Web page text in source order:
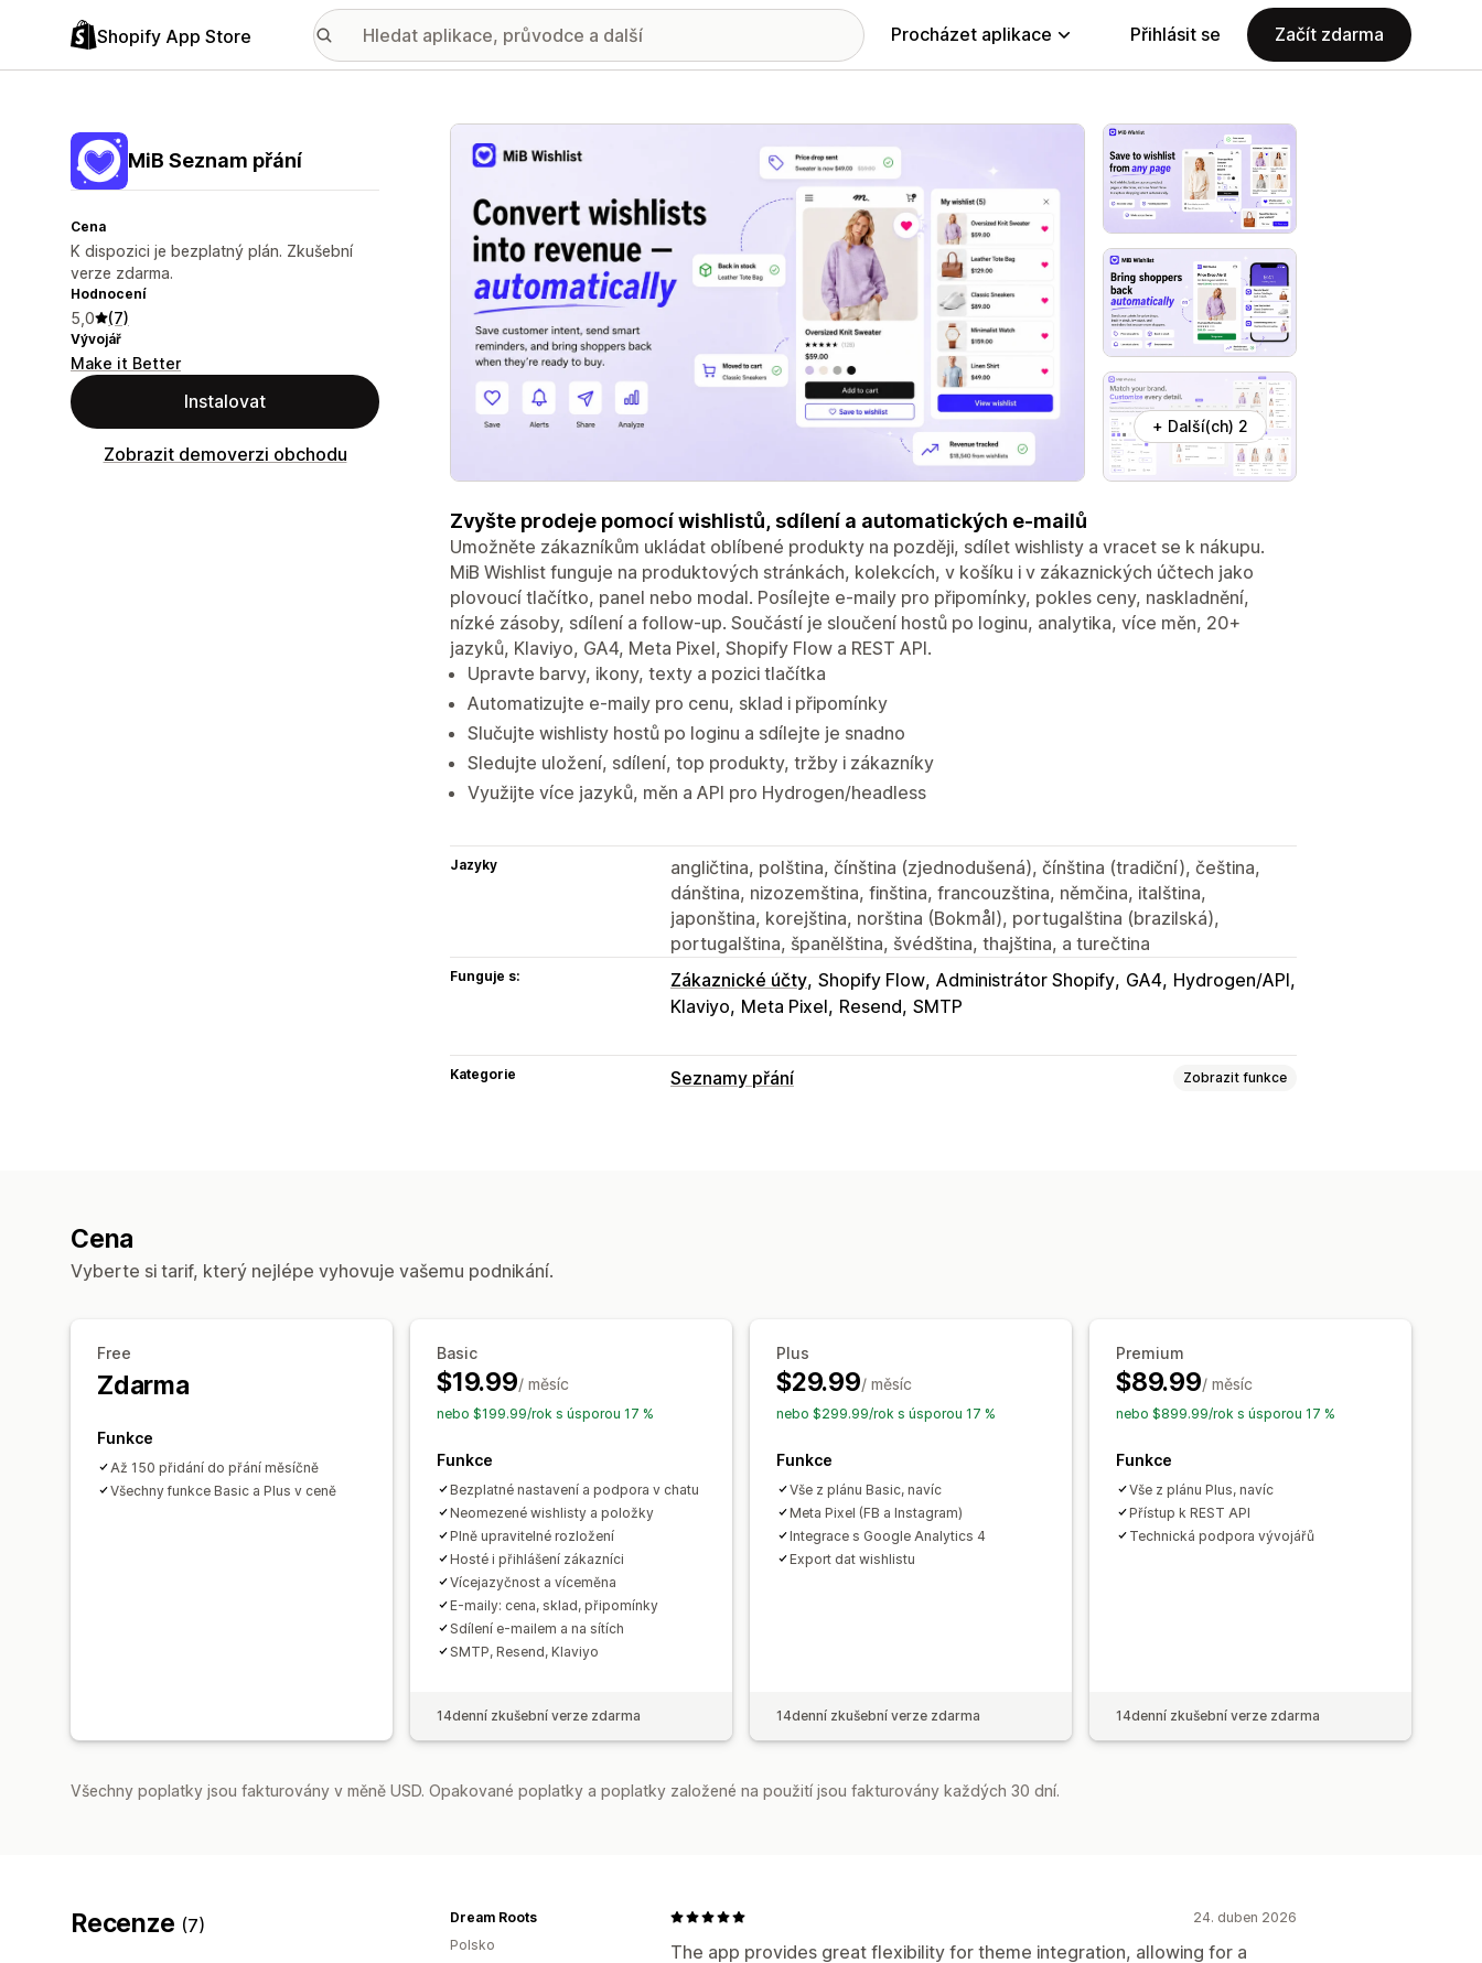
Shopify App Store Procházet aplikace Přihlásit se Začít zdarma
MiB Seznam přání
Cena
K dispozici je bezplatný plán. Zkušební
verze zdarma.
Hodnocení
5,0 (7)
Vývojář
Make it Better
Instalovat
Zobrazit demoverzi obchodu
Galerie propagovaných obrázků
+ Další(ch) 2
Zvyšte prodeje pomocí wishlistů, sdílení a automatických e-mailů
Umožněte zákazníkům ukládat oblíbené produkty na později, sdílet wishlisty a vracet se k nákupu.
MiB Wishlist funguje na produktových stránkách, kolekcích, v košíku i v zákaznických účtech jako
plovoucí tlačítko, panel nebo modal. Posílejte e-maily pro připomínky, pokles ceny, naskladnění,
nízké zásoby, sdílení a follow-up. Součástí je sloučení hostů po loginu, analytika, více měn, 20+
jazyků, Klaviyo, GA4, Meta Pixel, Shopify Flow a REST API.
Upravte barvy, ikony, texty a pozici tlačítka
Automatizujte e-maily pro cenu, sklad i připomínky
Slučujte wishlisty hostů po loginu a sdílejte je snadno
Sledujte uložení, sdílení, top produkty, tržby i zákazníky
Využijte více jazyků, měn a API pro Hydrogen/headless
Jazyky
angličtina, polština, čínština (zjednodušená), čínština (tradiční), čeština,
dánština, nizozemština, finština, francouzština, němčina, italština,
japonština, korejština, norština (Bokmål), portugalština (brazilská),
portugalština, španělština, švédština, thajština, a turečtina
Funguje s: Zákaznické účty Shopify Flow Administrátor Shopify GA4 Hydrogen/API
Klaviyo Meta Pixel Resend SMTP
Kategorie Seznamy přání Zobrazit funkce
Import a export
Analytika konverzí
Vlastní prosazování značky
Vlastní ikony
Více jazyků
Upozornění týkající se ceny
Upozornění týkající se skladových zásob
Cena
Vyberte si tarif, který nejlépe vyhovuje vašemu podnikání.
Free
Zdarma
Funkce
Až 150 přidání do přání měsíčně
Všechny funkce Basic a Plus v ceně
Basic
$19.99/ měsíc
nebo $199.99/rok s úsporou 17 %
Funkce
Bezplatné nastavení a podpora v chatu
Neomezené wishlisty a položky
Plně upravitelné rozložení
Hosté i přihlášení zákazníci
Vícejazyčnost a víceměna
E‑maily: cena, sklad, připomínky
Sdílení e‑mailem a na sítích
SMTP, Resend, Klaviyo
14denní zkušební verze zdarma
Plus
$29.99/ měsíc
nebo $299.99/rok s úsporou 17 %
Funkce
Vše z plánu Basic, navíc
Meta Pixel (FB a Instagram)
Integrace s Google Analytics 4
Export dat wishlistu
14denní zkušební verze zdarma
Premium
$89.99/ měsíc
nebo $899.99/rok s úsporou 17 %
Funkce
Vše z plánu Plus, navíc
Přístup k REST API
Technická podpora vývojářů
14denní zkušební verze zdarma
Všechny poplatky jsou fakturovány v měně USD. Opakované poplatky a poplatky založené na použití jsou fakturovány každých 30 dní.
Recenze (7) 24. duben 2026
The app provides great flexibility for theme integration, allowing for a
Dream Roots
Polsko